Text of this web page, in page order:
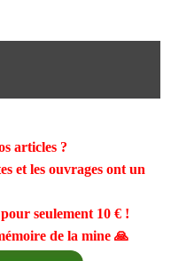
articles ?
et les ouvrages ont un
seulement 10 €!
de la mine 🙏